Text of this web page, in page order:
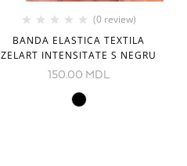
(0 review)
BANDA ELASTICA TEXTILA
ZELART INTENSITATE S NEGRU
150.00 MDL